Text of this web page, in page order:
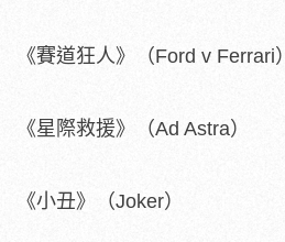
《賽道狂人》（Ford v Ferrari）
《星際救援》（Ad Astra）
《小丑》（Joker）